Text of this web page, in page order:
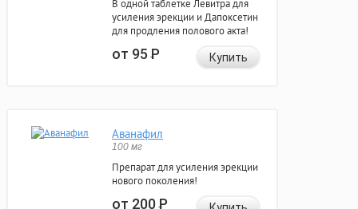
В одной таблетке Левитра для
усиления эрекции и Дапоксетин
для продления полового акта!
от 95Р Купить
Аванафил
100 мг
Препарат для усиления эрекции
нового поколения!
от 200Р